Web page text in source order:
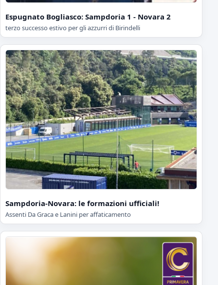
Espugnato Bogliasco: Sampdoria 1 - Novara 2
terzo successo estivo per gli azzurri di Birindelli
Sampdoria-Novara: le formazioni ufficiali!
Assenti Da Graca e Lanini per affaticamento